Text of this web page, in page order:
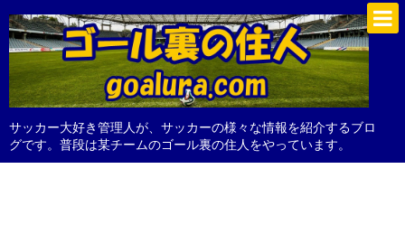
サッカー大好き管理人が、サッカーの様々な情報を紹介するブロ
グです。普段は某チームのゴール裏の住人をやっています。